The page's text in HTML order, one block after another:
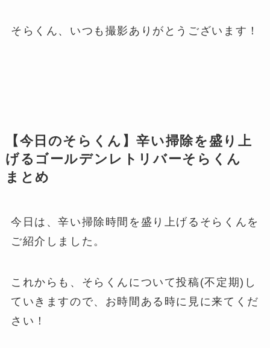
そらくん、いつも撮影ありがとうございます！
【今日のそらくん】辛い掃除を盛り上
げるゴールデンレトリバーそらくん
まとめ
今日は、辛い掃除時間を盛り上げるそらくんを
ご紹介しました。
これからも、そらくんについて投稿(不定期)し
ていきますので、お時間ある時に見に来てくだ
さい！